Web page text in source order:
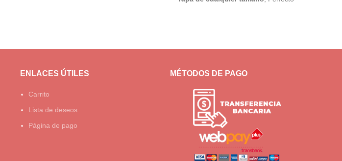
ENLACES ÚTILES
Carrito
Lista de deseos
Página de pago
MÉTODOS DE PAGO